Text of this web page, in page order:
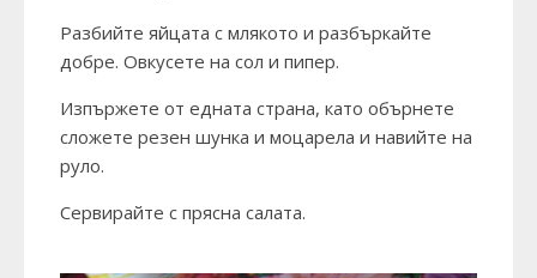
Разбийте яйцата с млякото и разбъркайте
добре. Овкусете на сол и пипер.
Изпържете от едната страна, като обърнете
сложете резен шунка и моцарела и навийте на
руло.
Сервирайте с прясна салата.